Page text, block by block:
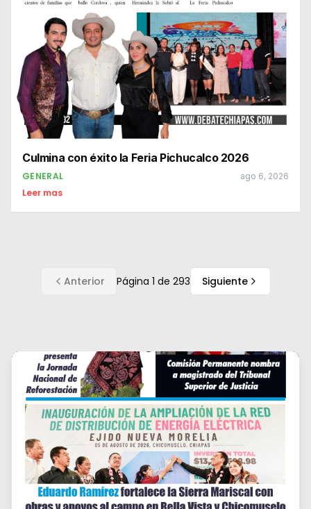
Culmina con éxito la Feria Pichucalco 2026
GENERAL ago 6, 2026
Leer mas
Anterior Página 1 de 293 Siguiente